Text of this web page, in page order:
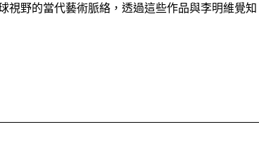
野的當代藝術脈絡，透過這些作品與李明維覺知